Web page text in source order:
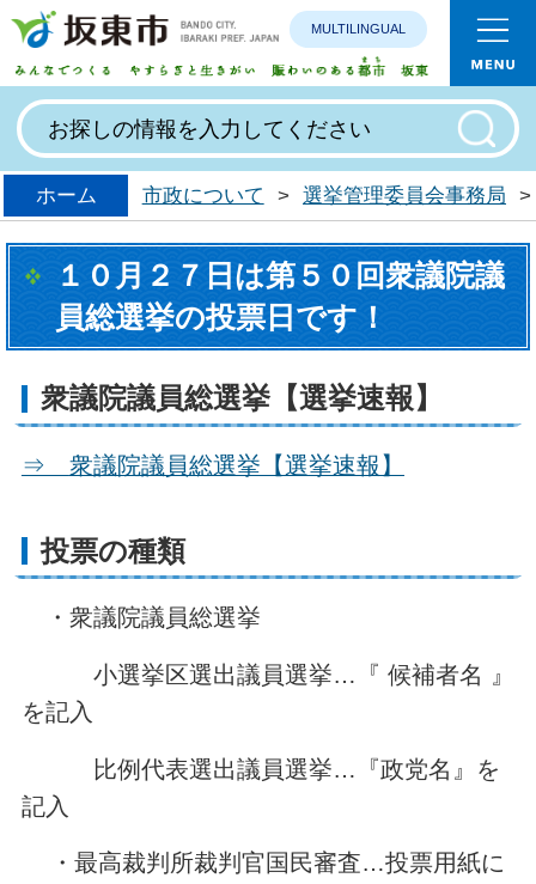
みんなで
MULTILINGUAL
ホーム 市政について > 選挙管理委員会事務局 >
１０月２７日は第５０回衆議院議
員総選挙の投票日です！
衆議院議員総選挙【選挙速報】
⇒ 衆議院議員総選挙【選挙速報】
投票の種類
・衆議院議員総選挙
小選挙区選出議員選挙…『 候補者名 』
を記入
比例代表選出議員選挙…『政党名』を
記入
・最高裁判所裁判官国民審査…投票用紙に